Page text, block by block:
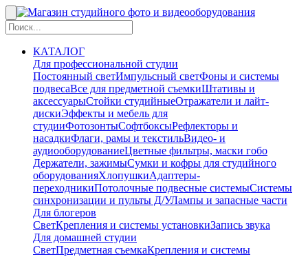
КАТАЛОГ
Для профессиональной студии
Постоянный светИмпульсный светФоны и системы
подвесаВсе для предметной съемкиШтативы и
аксессуарыСтойки студийныеОтражатели и лайт-
дискиЭффекты и мебель для
студииФотозонтыСофтбоксыРефлекторы и
насадкиФлаги, рамы и текстильВидео- и
аудиооборудованиеЦветные фильтры, маски гобо
Держатели, зажимыСумки и кофры для студийного
оборудованияХлопушкиАдаптеры-
переходникиПотолочные подвесные системыСистемы
синхронизации и пульты Д/УЛампы и запасные части
Для блогеров
СветКрепления и системы установкиЗапись звука
Для домашней студии
СветПредметная съемкаКрепления и системы